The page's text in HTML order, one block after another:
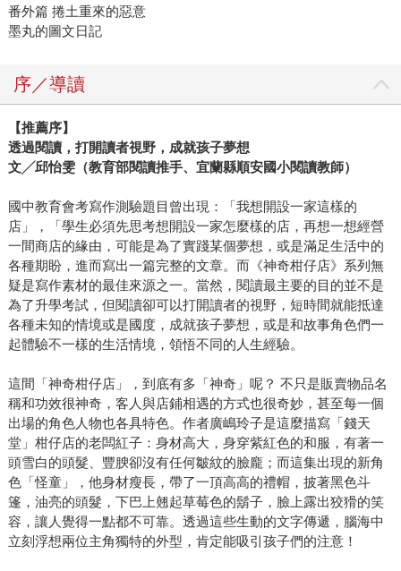
番外篇 捲土重來的惡意
墨丸的圖文日記
序／導讀
【推薦序】
透過閱讀，打開讀者視野，成就孩子夢想
文╱邱怡雯（教育部閱讀推手、宜蘭縣順安國小閱讀教師）
國中教育會考寫作測驗題目曾出現：「我想開設一家這樣的
店」，「學生必須先思考想開設一家怎麼樣的店，再想一想經營
一間商店的緣由，可能是為了實踐某個夢想，或是滿足生活中的
各種期盼，進而寫出一篇完整的文章。而《神奇柑仔店》系列無
疑是寫作素材的最佳來源之一。當然，閱讀最主要的目的並不是
為了升學考試，但閱讀卻可以打開讀者的視野，短時間就能抵達
各種未知的情境或是國度，成就孩子夢想，或是和故事角色們一
起體驗不一樣的生活情境，領悟不同的人生經驗。
這間「神奇柑仔店」，到底有多「神奇」呢？ 不只是販賣物品名
稱和功效很神奇，客人與店鋪相遇的方式也很奇妙，甚至每一個
出場的角色人物也各具特色。作者廣嶋玲子是這麼描寫「錢天
堂」柑仔店的老闆紅子：身材高大，身穿紫紅色的和服，有著一
頭雪白的頭髮、豐腴卻沒有任何皺紋的臉龐；而這集出現的新角
色「怪童」，他身材瘦長，帶了一頂高高的禮帽，披著黑色斗
篷，油亮的頭髮，下巴上翹起草莓色的鬍子，臉上露出狡猾的笑
容，讓人覺得一點都不可靠。透過這些生動的文字傳遞，腦海中
立刻浮想兩位主角獨特的外型，肯定能吸引孩子們的注意！